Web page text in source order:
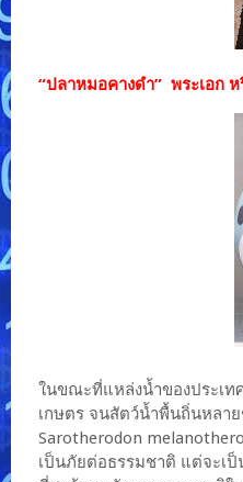
“ปลาหมอคางดำ” พระเอก ห
ในขณะที่แหล่งน้ำของประเท
เกษตร จนสัตว์น้ำพื้นถิ่นหลา
Sarotherodon
เป็นภัยต่อธรรมชาติ แต่จะเป็